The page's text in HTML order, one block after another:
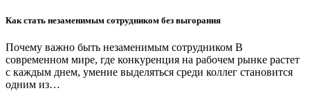
Как стать незаменимым сотрудником без выгорания
Почему важно быть незаменимым сотрудником В
современном мире, где конкуренция на рабочем рынке растет
с каждым днем, умение выделяться среди коллег становится
одним из…